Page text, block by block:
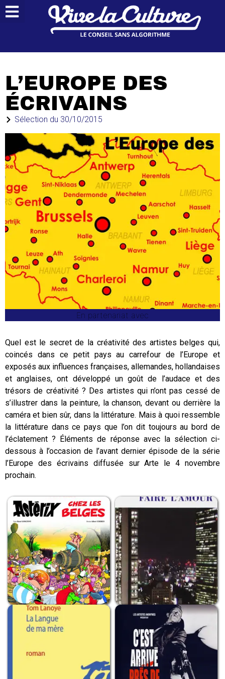
L’EUROPE DES
ÉCRIVAINS
Sélection du 30/10/2015
En partenariat avec
Quel est le secret de la créativité des artistes belges qui,
coincés dans ce petit pays au carrefour de l’Europe et
exposés aux influences françaises, allemandes, hollandaises
et anglaises, ont développé un goût de l’audace et des
trésors de créativité ? Des artistes qui n’ont pas cessé de
s’illustrer dans la peinture, la chanson, devant ou derrière la
caméra et bien sûr, dans la littérature. Mais à quoi ressemble
la littérature dans ce pays que l’on dit toujours au bord de
l’éclatement ? Éléments de réponse avec la sélection ci-
dessous à l’occasion de l’avant dernier épisode de la série
l’Europe des écrivains diffusée sur Arte le 4 novembre
prochain.